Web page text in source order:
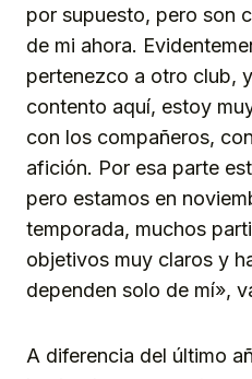
por supuesto, pero son
de mi ahora.
pertenezco a otro club,
contento aquí, estoy
con los compañeros,
afición. Por esa parte
pero estamos en
temporada, muchos
objetivos muy claros y
dependen solo de mí»,
A diferencia del último